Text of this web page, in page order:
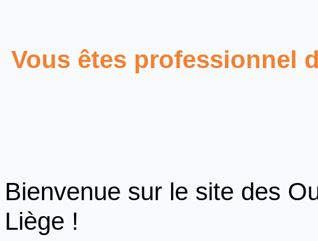
Vous êtes professionnel
Bienvenue sur le site des
Liège !